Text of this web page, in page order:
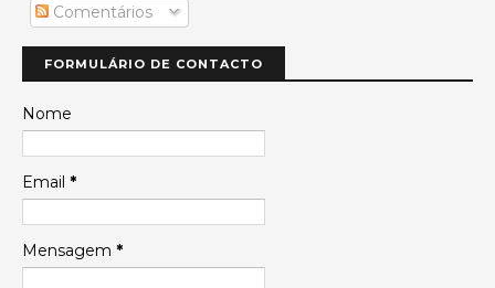
Comentários
FORMULÁRIO DE CONTACTO
Nome
Email *
Mensagem *